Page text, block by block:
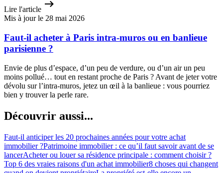
Lire l'article
Mis à jour le 28 mai 2026
Faut-il acheter à Paris intra-muros ou en banlieue
parisienne ?
Envie de plus d’espace, d’un peu de verdure, ou d’un air un peu
moins pollué… tout en restant proche de Paris ? Avant de jeter votre
dévolu sur l’intra-muros, jetez un œil à la banlieue : vous pourriez
bien y trouver la perle rare.
Découvrir aussi...
Faut-il anticiper les 20 prochaines années pour votre achat
immobilier ?Patrimoine immobilier : ce qu’il faut savoir avant de se
lancerAcheter ou louer sa résidence principale : comment choisir ?
Top 6 des vraies raisons d'un achat immobilier8 choses qui changent